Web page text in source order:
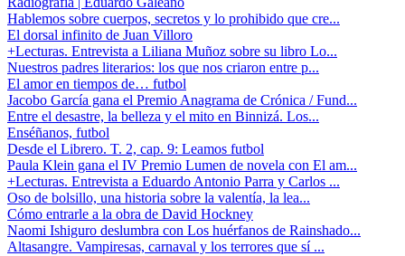
Hablemos sobre cuerpos, secretos y lo prohibido que cre...
El dorsal infinito de Juan Villoro
+Lecturas. Entrevista a Liliana Muñoz sobre su libro Lo...
Nuestros padres literarios: los que nos criaron entre p...
El amor en tiempos de… futbol
Jacobo García gana el Premio Anagrama de Crónica / Fund...
Entre el desastre, la belleza y el mito en Binnizá. Los...
Enséñanos, futbol
Desde el Librero. T. 2, cap. 9: Leamos futbol
Paula Klein gana el IV Premio Lumen de novela con El am...
+Lecturas. Entrevista a Eduardo Antonio Parra y Carlos ...
Oso de bolsillo, una historia sobre la valentía, la lea...
Cómo entrarle a la obra de David Hockney
Naomi Ishiguro deslumbra con Los huérfanos de Rainshado...
Altasangre. Vampiresas, carnaval y los terrores que sí ...